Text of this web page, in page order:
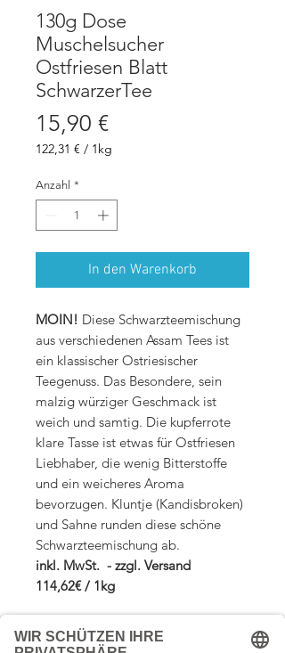
130g Dose
Muschelsucher
Ostfriesen Blatt
SchwarzerTee
15,90 €Preis
122,31 € / 1kg
pro
1
Kilogramm
Anzahl *
In den Warenkorb
MOIN! Diese Schwarzteemischung
aus verschiedenen Assam Tees ist
ein klassischer Ostriesischer
Teegenuss. Das Besondere, sein
malzig würziger Geschmack ist
weich und samtig. Die kupferrote
klare Tasse ist etwas für Ostfriesen
Liebhaber, die wenig Bitterstoffe
und ein weicheres Aroma
bevorzugen. Kluntje (Kandisbroken)
und Sahne runden diese schöne
Schwarzteemischung ab.
inkl. MwSt. - zzgl. Versand
114,62€ / 1kg
Zutaten: